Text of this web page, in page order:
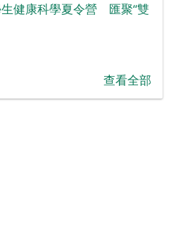
健康科學夏令營 匯聚“雙
查看全部